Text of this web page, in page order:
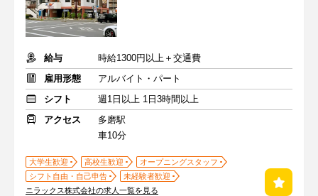
給与
時給1300円以上＋交通費
雇用形態
アルバイト・パート
シフト
週1日以上 1日3時間以上
アクセス
多磨駅
車10分
大学生歓迎 高校生歓迎
オープニングスタッフ
シフト自由・自己申告
未経験者歓迎
ニラックス株式会社の求人一覧を見る